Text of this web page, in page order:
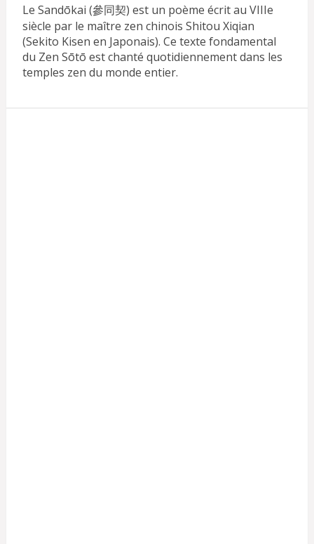
Le Sandōkai (參同契) est un poème écrit au VIIIe
siècle par le maître zen chinois Shitou Xiqian
(Sekito Kisen en Japonais). Ce texte fondamental
du Zen Sōtō est chanté quotidiennement dans les
temples zen du monde entier.